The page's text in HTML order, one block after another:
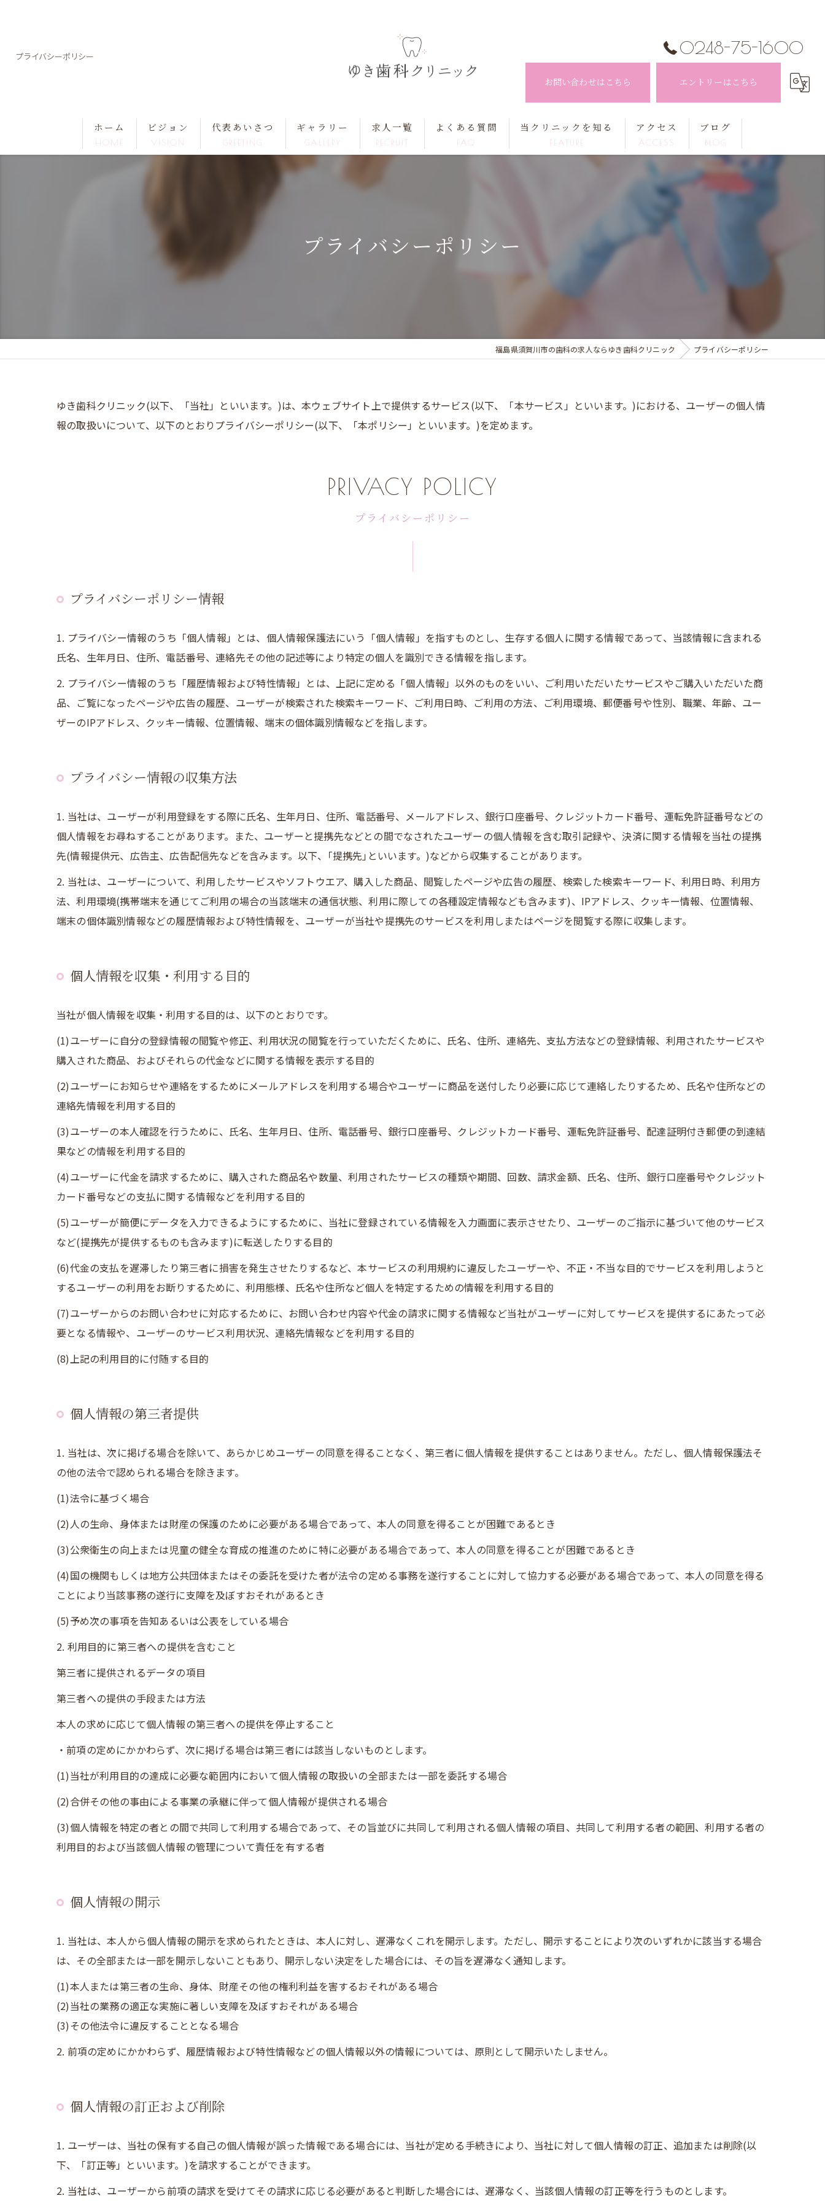
プライバシーポリシー 0248-75-1600
お問い合わせはこちら エントリーはこちら
ホーム
HOME
ビジョン
VISION
代表あいさつ
GREETING
ギャラリー
GALLERY
求人一覧
RECRUIT
よくある質問
FAQ
当クリニックを知る
FEATURE
アクセス
ACCESS
ブログ
BLOG
プライバシーポリシー
福島県須賀川市の歯科の求人ならゆき歯科クリニック プライバシーポリシー
ゆき歯科クリニック(以下、「当社」といいます。)は、本ウェブサイト上で提供するサービス(以下、「本サービス」といいます。)における、ユーザーの個人情
報の取扱いについて、以下のとおりプライバシーポリシー(以下、「本ポリシー」といいます。)を定めます。
プライバシーポリシー
PRIVACY POLICY
プライバシーポリシー情報
1. プライバシー情報のうち「個人情報」とは、個人情報保護法にいう「個人情報」を指すものとし、生存する個人に関する情報であって、当該情報に含まれる
氏名、生年月日、住所、電話番号、連絡先その他の記述等により特定の個人を識別できる情報を指します。
2. プライバシー情報のうち「履歴情報および特性情報」とは、上記に定める「個人情報」以外のものをいい、ご利用いただいたサービスやご購入いただいた商
品、ご覧になったページや広告の履歴、ユーザーが検索された検索キーワード、ご利用日時、ご利用の方法、ご利用環境、郵便番号や性別、職業、年齢、ユー
ザーのIPアドレス、クッキー情報、位置情報、端末の個体識別情報などを指します。
プライバシー情報の収集方法
1. 当社は、ユーザーが利用登録をする際に氏名、生年月日、住所、電話番号、メールアドレス、銀行口座番号、クレジットカード番号、運転免許証番号などの
個人情報をお尋ねすることがあります。また、ユーザーと提携先などとの間でなされたユーザーの個人情報を含む取引記録や、決済に関する情報を当社の提携
先(情報提供元、広告主、広告配信先などを含みます。以下、｢提携先｣といいます。)などから収集することがあります。
2. 当社は、ユーザーについて、利用したサービスやソフトウエア、購入した商品、閲覧したページや広告の履歴、検索した検索キーワード、利用日時、利用方
法、利用環境(携帯端末を通じてご利用の場合の当該端末の通信状態、利用に際しての各種設定情報なども含みます)、IPアドレス、クッキー情報、位置情報、
端末の個体識別情報などの履歴情報および特性情報を、ユーザーが当社や提携先のサービスを利用しまたはページを閲覧する際に収集します。
個人情報を収集・利用する目的
当社が個人情報を収集・利用する目的は、以下のとおりです。
(1)ユーザーに自分の登録情報の閲覧や修正、利用状況の閲覧を行っていただくために、氏名、住所、連絡先、支払方法などの登録情報、利用されたサービスや
購入された商品、およびそれらの代金などに関する情報を表示する目的
(2)ユーザーにお知らせや連絡をするためにメールアドレスを利用する場合やユーザーに商品を送付したり必要に応じて連絡したりするため、氏名や住所などの
連絡先情報を利用する目的
(3)ユーザーの本人確認を行うために、氏名、生年月日、住所、電話番号、銀行口座番号、クレジットカード番号、運転免許証番号、配達証明付き郵便の到達結
果などの情報を利用する目的
(4)ユーザーに代金を請求するために、購入された商品名や数量、利用されたサービスの種類や期間、回数、請求金額、氏名、住所、銀行口座番号やクレジット
カード番号などの支払に関する情報などを利用する目的
(5)ユーザーが簡便にデータを入力できるようにするために、当社に登録されている情報を入力画面に表示させたり、ユーザーのご指示に基づいて他のサービス
など(提携先が提供するものも含みます)に転送したりする目的
(6)代金の支払を遅滞したり第三者に損害を発生させたりするなど、本サービスの利用規約に違反したユーザーや、不正・不当な目的でサービスを利用しようと
するユーザーの利用をお断りするために、利用態様、氏名や住所など個人を特定するための情報を利用する目的
(7)ユーザーからのお問い合わせに対応するために、お問い合わせ内容や代金の請求に関する情報など当社がユーザーに対してサービスを提供するにあたって必
要となる情報や、ユーザーのサービス利用状況、連絡先情報などを利用する目的
(8)上記の利用目的に付随する目的
個人情報の第三者提供
1. 当社は、次に掲げる場合を除いて、あらかじめユーザーの同意を得ることなく、第三者に個人情報を提供することはありません。ただし、個人情報保護法そ
の他の法令で認められる場合を除きます。
(1)法令に基づく場合
(2)人の生命、身体または財産の保護のために必要がある場合であって、本人の同意を得ることが困難であるとき
(3)公衆衛生の向上または児童の健全な育成の推進のために特に必要がある場合であって、本人の同意を得ることが困難であるとき
(4)国の機関もしくは地方公共団体またはその委託を受けた者が法令の定める事務を遂行することに対して協力する必要がある場合であって、本人の同意を得る
ことにより当該事務の遂行に支障を及ぼすおそれがあるとき
(5)予め次の事項を告知あるいは公表をしている場合
2. 利用目的に第三者への提供を含むこと
第三者に提供されるデータの項目
第三者への提供の手段または方法
本人の求めに応じて個人情報の第三者への提供を停止すること
・前項の定めにかかわらず、次に掲げる場合は第三者には該当しないものとします。
(1)当社が利用目的の達成に必要な範囲内において個人情報の取扱いの全部または一部を委託する場合
(2)合併その他の事由による事業の承継に伴って個人情報が提供される場合
(3)個人情報を特定の者との間で共同して利用する場合であって、その旨並びに共同して利用される個人情報の項目、共同して利用する者の範囲、利用する者の
利用目的および当該個人情報の管理について責任を有する者
個人情報の開示
1. 当社は、本人から個人情報の開示を求められたときは、本人に対し、遅滞なくこれを開示します。ただし、開示することにより次のいずれかに該当する場合
は、その全部または一部を開示しないこともあり、開示しない決定をした場合には、その旨を遅滞なく通知します。
(1)本人または第三者の生命、身体、財産その他の権利利益を害するおそれがある場合
(2)当社の業務の適正な実施に著しい支障を及ぼすおそれがある場合
(3)その他法令に違反することとなる場合
2. 前項の定めにかかわらず、履歴情報および特性情報などの個人情報以外の情報については、原則として開示いたしません。
個人情報の訂正および削除
1. ユーザーは、当社の保有する自己の個人情報が誤った情報である場合には、当社が定める手続きにより、当社に対して個人情報の訂正、追加または削除(以
下、「訂正等」といいます。)を請求することができます。
2. 当社は、ユーザーから前項の請求を受けてその請求に応じる必要があると判断した場合には、遅滞なく、当該個人情報の訂正等を行うものとします。